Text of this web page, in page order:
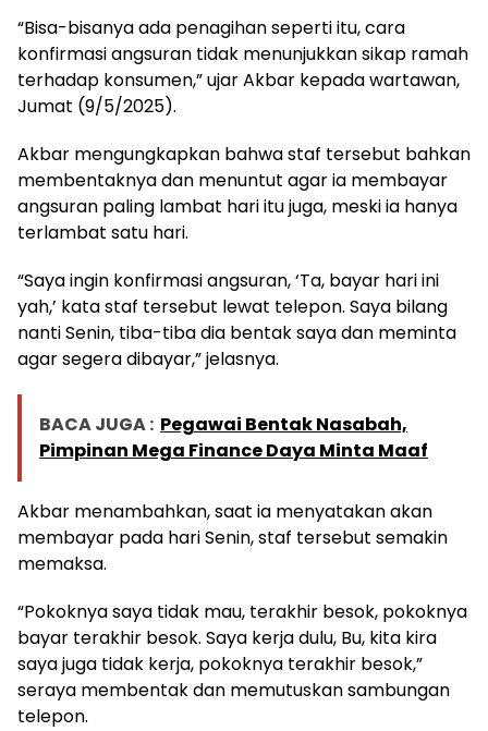
“Bisa-bisanya ada penagihan seperti itu, cara
konfirmasi angsuran tidak menunjukkan sikap ramah
terhadap konsumen,” ujar Akbar kepada wartawan,
Jumat (9/5/2025).
Akbar mengungkapkan bahwa staf tersebut bahkan
membentaknya dan menuntut agar ia membayar
angsuran paling lambat hari itu juga, meski ia hanya
terlambat satu hari.
“Saya ingin konfirmasi angsuran, ‘Ta, bayar hari ini
yah,’ kata staf tersebut lewat telepon. Saya bilang
nanti Senin, tiba-tiba dia bentak saya dan meminta
agar segera dibayar,” jelasnya.
BACA JUGA : Pegawai Bentak Nasabah,
Pimpinan Mega Finance Daya Minta Maaf
Akbar menambahkan, saat ia menyatakan akan
membayar pada hari Senin, staf tersebut semakin
memaksa.
“Pokoknya saya tidak mau, terakhir besok, pokoknya
bayar terakhir besok. Saya kerja dulu, Bu, kita kira
saya juga tidak kerja, pokoknya terakhir besok,”
seraya membentak dan memutuskan sambungan
telepon.